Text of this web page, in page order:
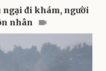
sự - Quốc phòng
Vũ khí
ngại đi khám, người
nhân